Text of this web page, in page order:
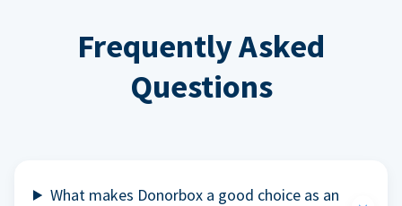
Frequently Asked
Questions
What makes Donorbox a good choice as an